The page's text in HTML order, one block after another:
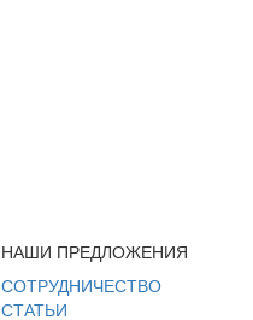
НАШИ ПРЕДЛОЖЕНИЯ
СОТРУДНИЧЕСТВО
СТАТЬИ